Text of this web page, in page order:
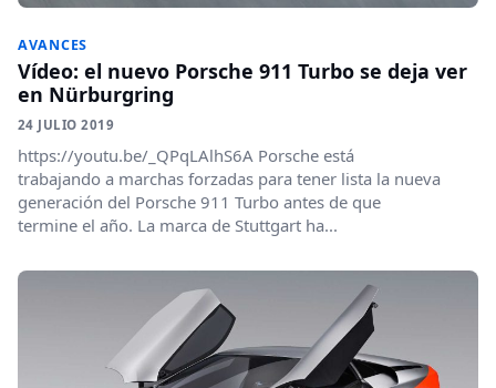
AVANCES
Vídeo: el nuevo Porsche 911 Turbo se deja ver
en Nürburgring
24 JULIO 2019
https://youtu.be/_QPqLAlhS6A Porsche está
trabajando a marchas forzadas para tener lista la nueva
generación del Porsche 911 Turbo antes de que
termine el año. La marca de Stuttgart ha...